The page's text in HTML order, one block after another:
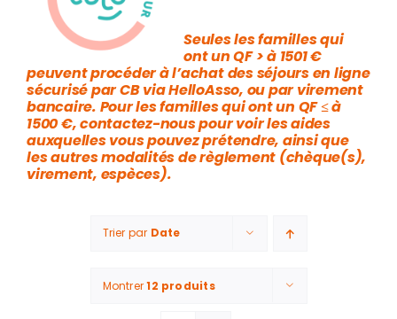
Seules les familles qui
ont un QF > à 1501 €
peuvent procéder à l’achat des séjours en ligne
sécurisé par CB via HelloAsso, ou par virement
bancaire. Pour les familles qui ont un QF ≤ à
1500 €, contactez-nous pour voir les aides
auxquelles vous pouvez prétendre, ainsi que
les autres modalités de règlement (chèque(s),
virement, espèces).
Trier par Date
Montrer12 produits